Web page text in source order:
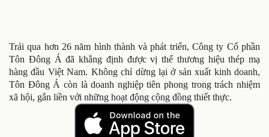
Trải qua hơn 26 năm hình thành và phát triển, Công ty Cổ phần
Tôn Đông Á đã khẳng định được vị thế thương hiệu thép mạ
hàng đầu Việt Nam. Không chỉ dừng lại ở sản xuất kinh doanh,
Tôn Đông Á còn là doanh nghiệp tiên phong trong trách nhiệm
xã hội, gắn liền với những hoạt động cộng đồng thiết thực.